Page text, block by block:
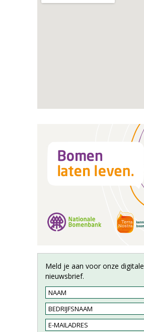
Meld je aan voor onze digitale
nieuwsbrief.